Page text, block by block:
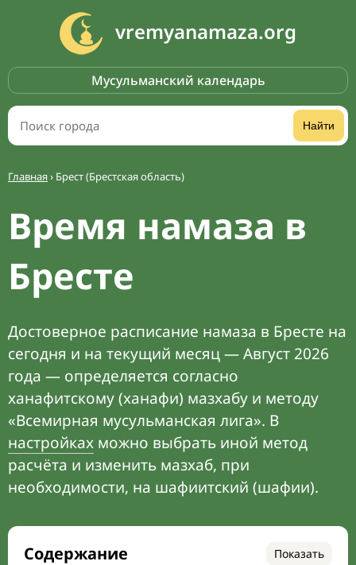
vremyanamaza.org
Мусульманский календарь
Найти
Главная› Брест (Брестская область)
Время намаза в
Бресте
Достоверное расписание намаза в Бресте на
сегодня и на текущий месяц — Август 2026
года — определяется согласно
ханафитскому (ханафи) мазхабу и методу
«Всемирная мусульманская лига». В
настройках можно выбрать иной метод
расчёта и изменить мазхаб, при
необходимости, на шафиитский (шафии).
Содержание Показать